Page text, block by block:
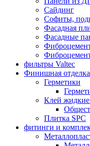
Сайдинг
Софиты,
Фасадная
Фасадные
фильтры Valtec
Финишная отделка
Герметики
Клей жидкие
Плитка SPC
фитинги и